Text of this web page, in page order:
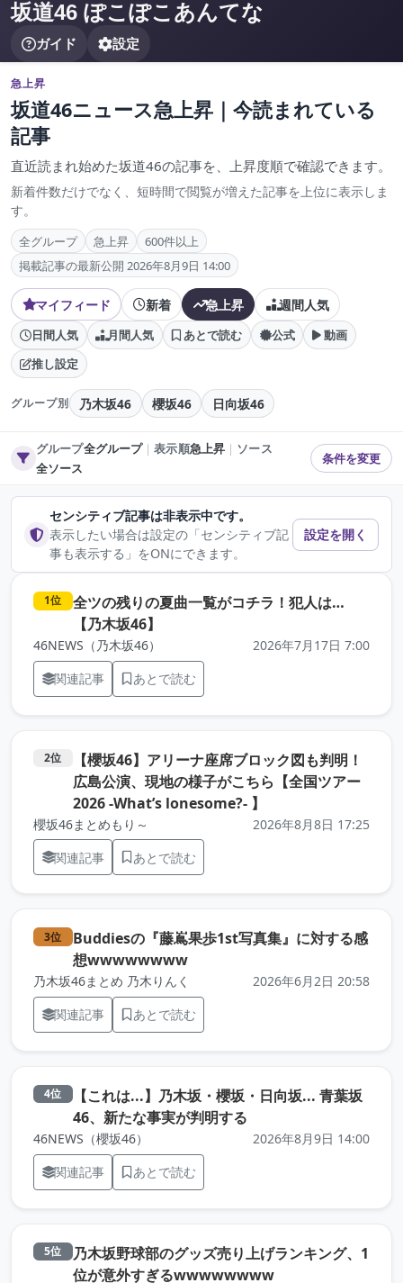
坂道46 ぽこぽこあんてな
ガイド 設定
急上昇
坂道46ニュース急上昇｜今読まれている
記事
直近読まれ始めた坂道46の記事を、上昇度順で確認できます。
新着件数だけでなく、短時間で閲覧が増えた記事を上位に表示しま
す。
全グループ 急上昇
600件以上
掲載記事の最新公開 2026年8月9日 14:00
マイフィード 新着 急上昇 週間人気
日間人気 月間人気 あとで読む 公式
動画
推し設定
グループ別 乃木坂46 櫻坂46 日向坂46
グループ全グループ｜表示順急上昇 ｜ ソース
全ソース
条件を変更
センシティブ記事は非表示中です。
表示したい場合は設定の「センシティブ記
事も表示する」をONにできます。
設定を開く
1位
全ツの残りの夏曲一覧がコチラ！犯人は…
【乃木坂46】
46NEWS（乃木坂46）
2026年7月17日 7:00
関連記事
あとで読む
2位
【櫻坂46】アリーナ座席ブロック図も判明！
広島公演、現地の様子がこちら【全国ツアー
2026 -What’s lonesome?- 】
櫻坂46まとめもり～
2026年8月8日 17:25
関連記事
あとで読む
3位
Buddiesの『藤嶌果歩1st写真集』に対する感
想wwwwwwww（元記事を新しいタブで開きま
乃木坂46まとめ 乃木りんく
2026年6月2日 20:58
関連記事
あとで読む
4位
【これは...】乃木坂・櫻坂・日向坂... 青葉坂
46、新たな事実が判明する
46NEWS（櫻坂46）
2026年8月9日 14:00
関連記事
あとで読む
5位
乃木坂野球部のグッズ売り上げランキング、1
位が意外すぎるwwwwwwww（元記事を新しい